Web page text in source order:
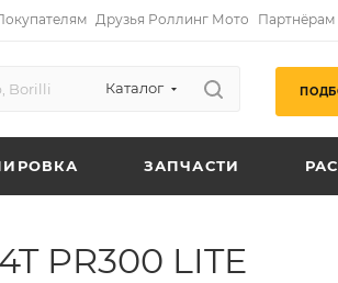
Друзья Роллинг Мото Партнёрам
Каталог
ЗАПЧАСТИ
PR300 LITE